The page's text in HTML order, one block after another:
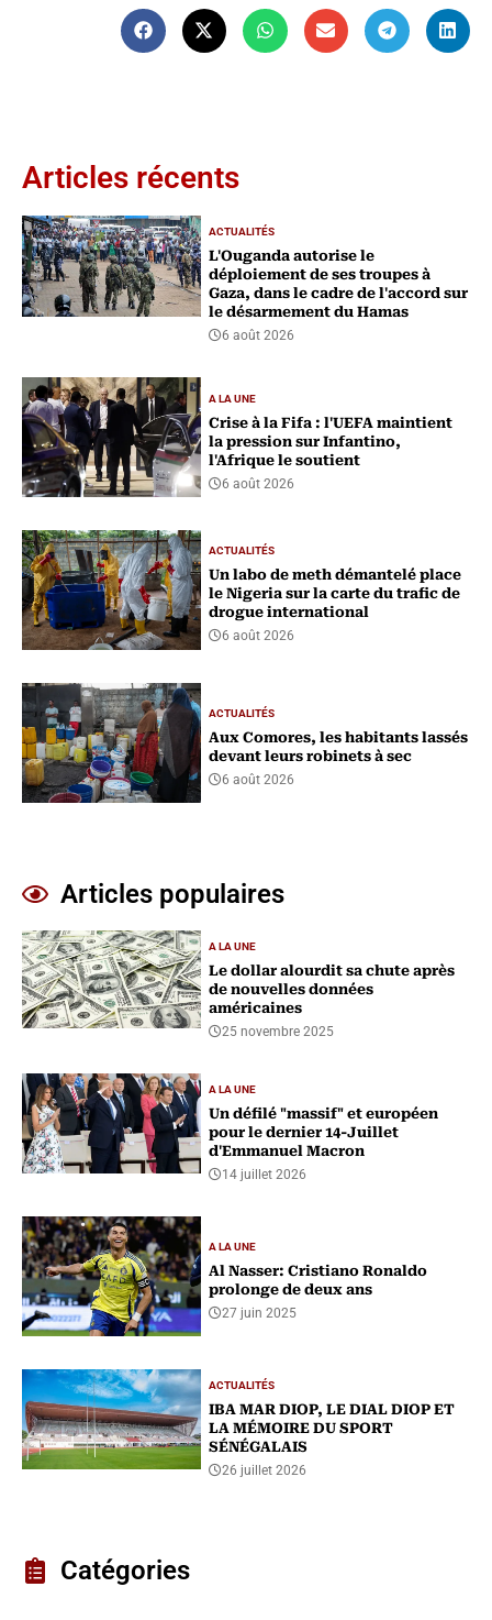
Articles récents
ACTUALITÉS
L'Ouganda autorise le
déploiement de ses troupes à
Gaza, dans le cadre de l'accord sur
le désarmement du Hamas
6 août 2026
A LA UNE
Crise à la Fifa : l'UEFA maintient
la pression sur Infantino,
l'Afrique le soutient
6 août 2026
ACTUALITÉS
Un labo de meth démantelé place
le Nigeria sur la carte du trafic de
drogue international
6 août 2026
ACTUALITÉS
Aux Comores, les habitants lassés
devant leurs robinets à sec
6 août 2026
Articles populaires
A LA UNE
Le dollar alourdit sa chute après
de nouvelles données
américaines
25 novembre 2025
A LA UNE
Un défilé "massif" et européen
pour le dernier 14-Juillet
d'Emmanuel Macron
14 juillet 2026
A LA UNE
Al Nasser: Cristiano Ronaldo
prolonge de deux ans
27 juin 2025
ACTUALITÉS
IBA MAR DIOP, LE DIAL DIOP ET
LA MÉMOIRE DU SPORT
SÉNÉGALAIS
26 juillet 2026
Catégories